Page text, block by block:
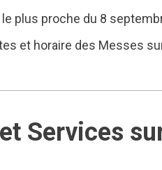
plus proche du 8
et horaire des Messes
Services